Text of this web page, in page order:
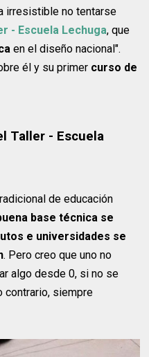
irresistible no tentarse
- Escuela Lechuga, que
en el diseño nacional".
él y su primer curso de
Taller - Escuela
de educación
base técnica se
e universidades se
. Pero creo que uno no
algo desde 0, si no se
contrario, siempre